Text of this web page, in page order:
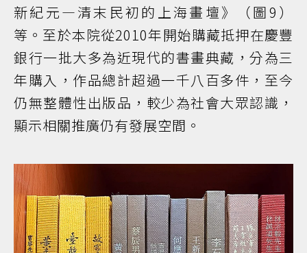
新紀元—清末民初的上海畫壇》（圖9）
等。至於本院從2010年開始購藏抵押在慶豐
銀行一批大多為近現代的書畫典藏，分為三
年購入，作品總計超過一千八百多件，至今
仍無整體性出版品，較少為社會大眾認識，
顯示相關推廣仍有發展空間。